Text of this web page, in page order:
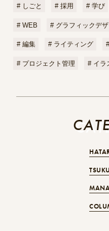
しごと 採用 学び
WEB グラフィックデ
編集 ライティング
プロジェクト管理 イラ